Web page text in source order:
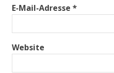
E-Mail-Adresse *
Website